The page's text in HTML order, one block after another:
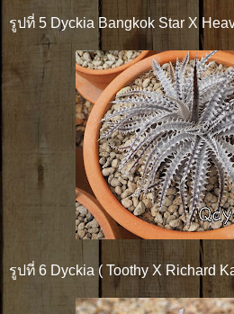
รูปที่ 5 Dyckia Bangkok Star X
รูปที่ 6 Dyckia ( Toothy X Richard